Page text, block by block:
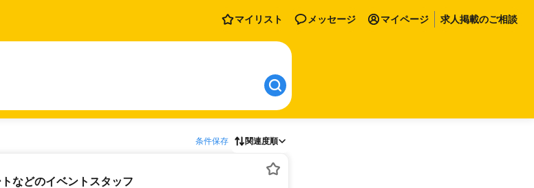
マイリスト メッセージ マイページ 求人掲載のご相談
条件保存 関連度順
などのイベントスタッフ